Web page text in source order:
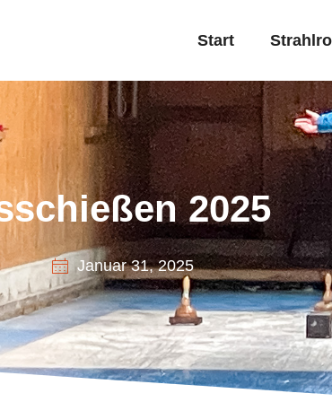
Start
2025
Januar 31, 2025